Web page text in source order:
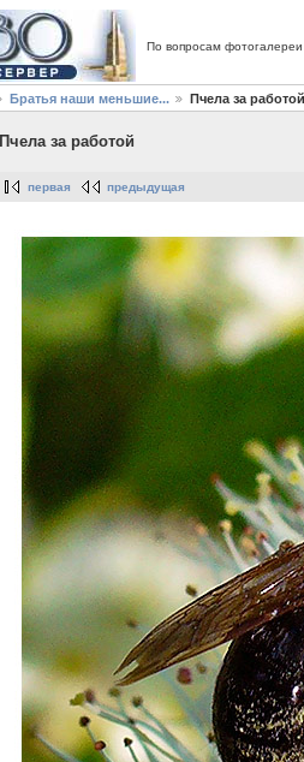
По вопросам
Братья наши меньшие... Пчела за работой
Пчела за работой
первая предыдущая